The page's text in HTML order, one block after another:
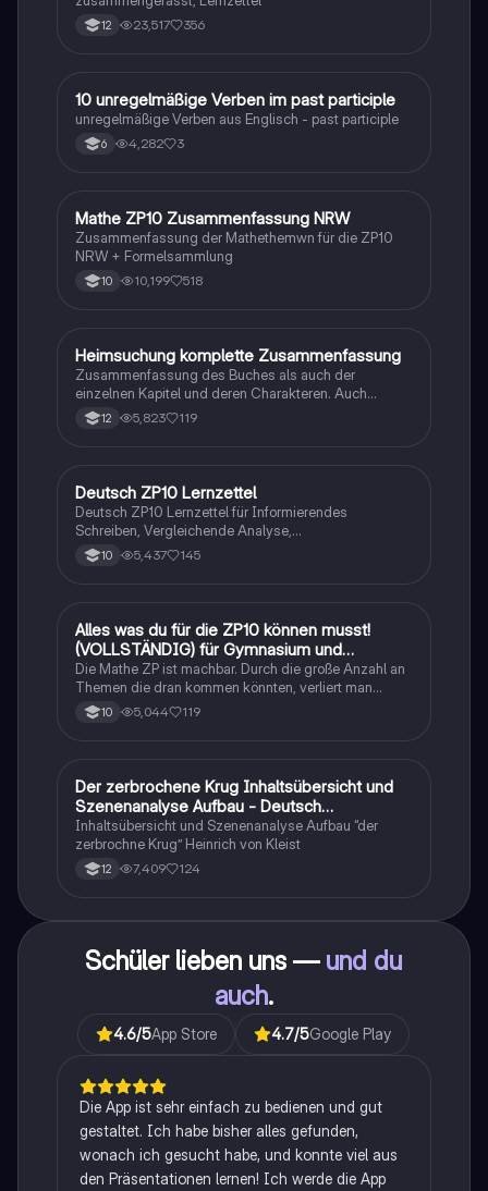
12 23,517 356
1 Englisch
10 unregelmäßige Verben im past participle
unregelmäßige Verben aus Englisch - past participle
6 4,282 3
Mathe
Mathe ZP10 Zusammenfassung NRW
Zusammenfassung der Mathethemwn für die ZP10
NRW + Formelsammlung
10 10,199 518
Deutsch
Heimsuchung komplette Zusammenfassung
Zusammenfassung des Buches als auch der
einzelnen Kapitel und deren Charakteren. Auch
tabellarisch. Im Unterricht ohne KI erstellt
12 5,823 119
Deutsch
Deutsch ZP10 Lernzettel
Deutsch ZP10 Lernzettel für Informierendes
Schreiben, Vergleichende Analyse,
Sachtexte/Roman/Gedicht..
10 5,437 145
Mathe
Alles was du für die ZP10 können musst!
(VOLLSTÄNDIG) für Gymnasium und
Realschule
Die Mathe ZP ist machbar. Durch die große Anzahl an
Themen die dran kommen könnten, verliert man
schnell den Überblick. Also habe ich von den kleinsten
Themen bis hin zu den größten alles
10 5,044 119
Deutsch
Der zerbrochene Krug Inhaltsübersicht und
Szenenanalyse Aufbau - Deutsch
Q1/Q2/Abitur
Inhaltsübersicht und Szenenanalyse Aufbau “der
zerbrochne Krug” Heinrich von Kleist
12 7,409 124
Schüler lieben uns — und du
auch.
4.6/5App Store 4.7/5Google Play
Die App ist sehr einfach zu bedienen und gut
gestaltet. Ich habe bisher alles gefunden,
wonach ich gesucht habe, und konnte viel aus
den Präsentationen lernen! Ich werde die App